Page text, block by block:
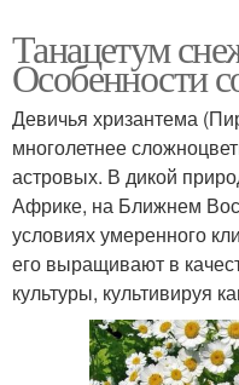
Танацетум
Особенности
Девичья хризантема
многолетнее
астровых. В дикой
Африке, на Ближнем
условиях умеренного
его выращивают в
культуры, культивируя